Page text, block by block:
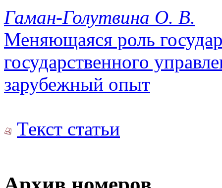
Гаман-Голутвина О. В.
Меняющаяся роль
государственного
зарубежный опыт
Текст статьи